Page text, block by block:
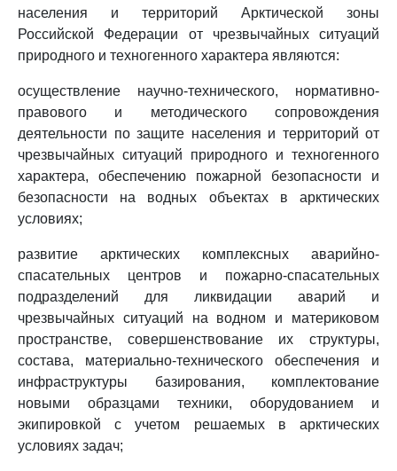
населения и территорий Арктической зоны
Российской Федерации от чрезвычайных ситуаций
природного и техногенного характера являются:
осуществление научно-технического, нормативно-
правового и методического сопровождения
деятельности по защите населения и территорий от
чрезвычайных ситуаций природного и техногенного
характера, обеспечению пожарной безопасности и
безопасности на водных объектах в арктических
условиях;
развитие арктических комплексных аварийно-
спасательных центров и пожарно-спасательных
подразделений для ликвидации аварий и
чрезвычайных ситуаций на водном и материковом
пространстве, совершенствование их структуры,
состава, материально-технического обеспечения и
инфраструктуры базирования, комплектование
новыми образцами техники, оборудованием и
экипировкой с учетом решаемых в арктических
условиях задач;